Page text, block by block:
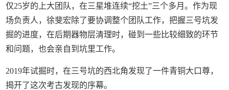
仅25岁的上大团队，在三星堆连续“挖土”三个多月。作为现
场负责人，徐斐宏除了要协调整个团队工作，把握三号坑发
掘的进度，在后期器物层清理时，碰到一些比较细致的环节
和问题，也会亲自到坑里工作。
2019年试掘时，在三号坑的西北角发现了一件青铜大口尊，
揭开了这次考古发现的序幕。